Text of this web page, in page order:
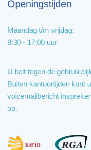
Openingstijden
Maandag t/m vrijdag:
8:30 - 17:00 uur
U belt tegen de
Buiten kantoortijden kunt
voicemailbericht
op.